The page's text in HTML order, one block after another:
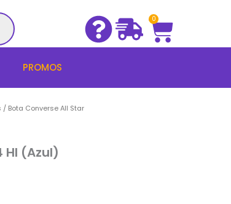
0
Cart
PROMOS
/ Bota Converse All Star
HI (Azul)